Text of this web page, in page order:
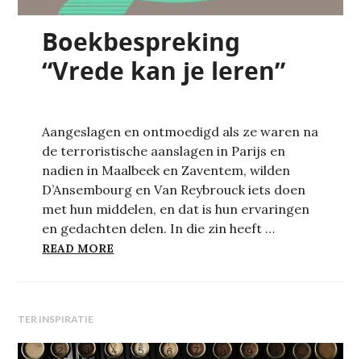
Boekbespreking
“Vrede kan je leren”
Aangeslagen en ontmoedigd als ze waren na
de terroristische aanslagen in Parijs en
nadien in Maalbeek en Zaventem, wilden
D’Ansembourg en Van Reybrouck iets doen
met hun middelen, en dat is hun ervaringen
en gedachten delen. In die zin heeft …
READ MORE
TER INSPIRATIE